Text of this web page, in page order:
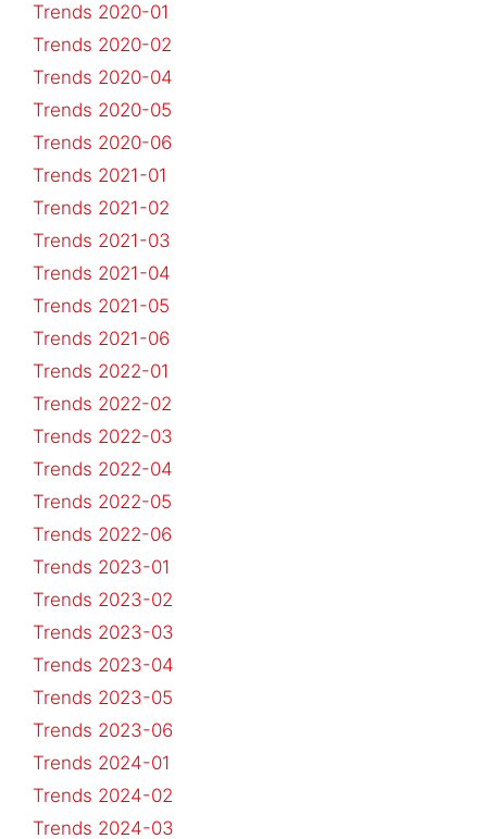
Trends 2020-01
Trends 2020-02
Trends 2020-04
Trends 2020-05
Trends 2020-06
Trends 2021-01
Trends 2021-02
Trends 2021-03
Trends 2021-04
Trends 2021-05
Trends 2021-06
Trends 2022-01
Trends 2022-02
Trends 2022-03
Trends 2022-04
Trends 2022-05
Trends 2022-06
Trends 2023-01
Trends 2023-02
Trends 2023-03
Trends 2023-04
Trends 2023-05
Trends 2023-06
Trends 2024-01
Trends 2024-02
Trends 2024-03